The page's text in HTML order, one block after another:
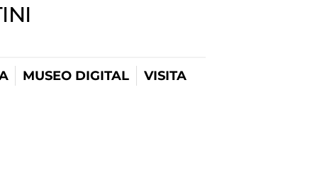
MUSEO DIGITAL VISITA